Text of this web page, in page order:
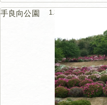
手良向公園 1.3km